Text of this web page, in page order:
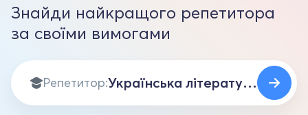
Знайди найкращого репетитора
за своїми вимогами
Репетитор: